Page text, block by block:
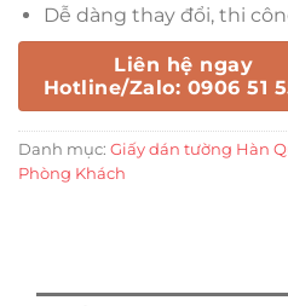
Dễ dàng thay đổi, thi
Liên hệ ngay
Hotline/Zalo: 0906 51
Danh mục: Giấy dán tường Hàn
Phòng Khách